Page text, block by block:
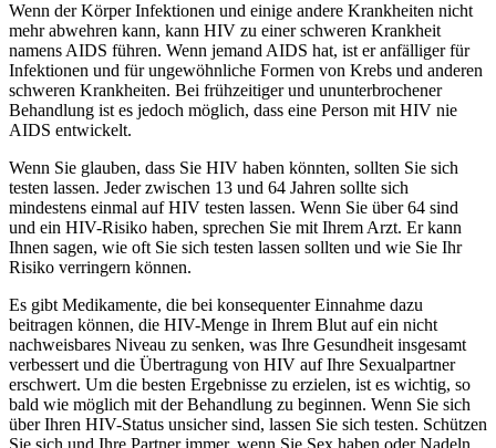
Wenn der Körper Infektionen und einige andere Krankheiten nicht
mehr abwehren kann, kann HIV zu einer schweren Krankheit
namens AIDS führen. Wenn jemand AIDS hat, ist er anfälliger für
Infektionen und für ungewöhnliche Formen von Krebs und anderen
schweren Krankheiten. Bei frühzeitiger und ununterbrochener
Behandlung ist es jedoch möglich, dass eine Person mit HIV nie
AIDS entwickelt.
Wenn Sie glauben, dass Sie HIV haben könnten, sollten Sie sich
testen lassen. Jeder zwischen 13 und 64 Jahren sollte sich
mindestens einmal auf HIV testen lassen. Wenn Sie über 64 sind
und ein HIV-Risiko haben, sprechen Sie mit Ihrem Arzt. Er kann
Ihnen sagen, wie oft Sie sich testen lassen sollten und wie Sie Ihr
Risiko verringern können.
Es gibt Medikamente, die bei konsequenter Einnahme dazu
beitragen können, die HIV-Menge in Ihrem Blut auf ein nicht
nachweisbares Niveau zu senken, was Ihre Gesundheit insgesamt
verbessert und die Übertragung von HIV auf Ihre Sexualpartner
erschwert. Um die besten Ergebnisse zu erzielen, ist es wichtig, so
bald wie möglich mit der Behandlung zu beginnen. Wenn Sie sich
über Ihren HIV-Status unsicher sind, lassen Sie sich testen. Schützen